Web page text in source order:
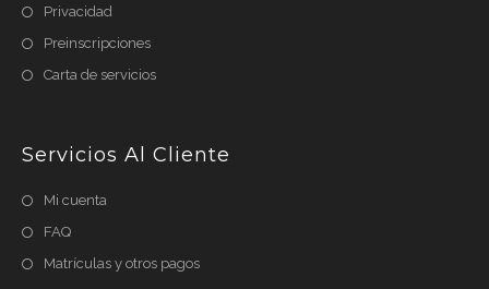
Privacidad
Preinscripciones
Carta de servicios
Servicios Al Cliente
Mi cuenta
FAQ
Matrículas y otros pagos